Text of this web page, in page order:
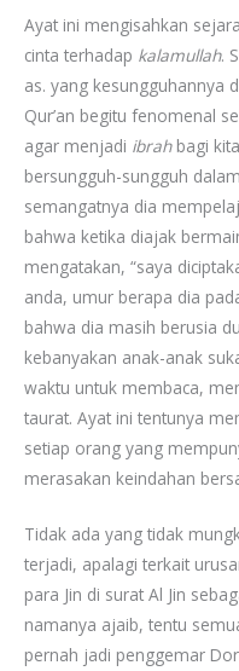
Ayat ini mengisahkan
cinta terhadap kalamullah.
as. yang kesungguhannya
Qur’an begitu fenomenal
agar menjadi ibrahbagi
bersungguh-sungguh
semangatnya dia
bahwa ketika diajak
mengatakan, “saya
anda, umur berapa dia
bahwa dia masih berusia
kebanyakan anak-anak
waktu untuk membaca,
taurat. Ayat ini tentunya
setiap orang yang
merasakan keindahan
Tidak ada yang tidak
terjadi, apalagi terkait
para Jin di surat Al Jin
namanya ajaib, tentu
pernah jadi penggemar